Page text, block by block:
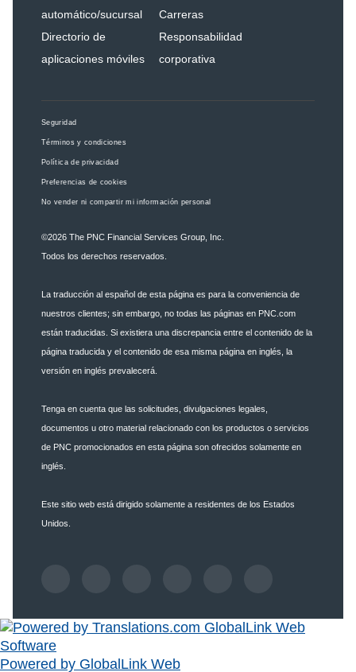
automático/sucursal
Directorio de
aplicaciones móviles
Carreras
Responsabilidad
corporativa
Seguridad
Términos y condiciones
Política de privacidad
Preferencias de cookies
No vender ni compartir mi información personal
©2026 The PNC Financial Services Group, Inc.
Todos los derechos reservados.
La traducción al español de esta página es para la conveniencia de
nuestros clientes; sin embargo, no todas las páginas en PNC.com
están traducidas. Si existiera una discrepancia entre el contenido de la
página traducida y el contenido de esa misma página en inglés, la
versión en inglés prevalecerá.
Tenga en cuenta que las solicitudes, divulgaciones legales,
documentos u otro material relacionado con los productos o servicios
de PNC promocionados en esta página son ofrecidos solamente en
inglés.
Este sitio web está dirigido solamente a residentes de los Estados
Unidos.
Powered by GlobalLink Web